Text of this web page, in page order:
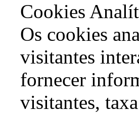
Cookies
Os cookies
visitantes
fornecer
visitantes,